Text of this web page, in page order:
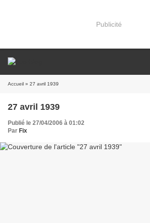
Publicité
Accueil » 27 avril 1939
27 avril 1939
Publié le 27/04/2006 à 01:02
Par Fix